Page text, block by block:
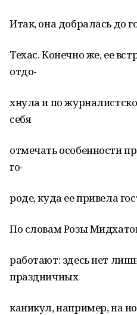
Итак, она добралась до
Техас. Конечно же, ее
отдо-
хнула и по
себя
отмечать особенности
го-
роде, куда ее привела
По словам Розы
работают: здесь нет
праздничных
каникул, например, на